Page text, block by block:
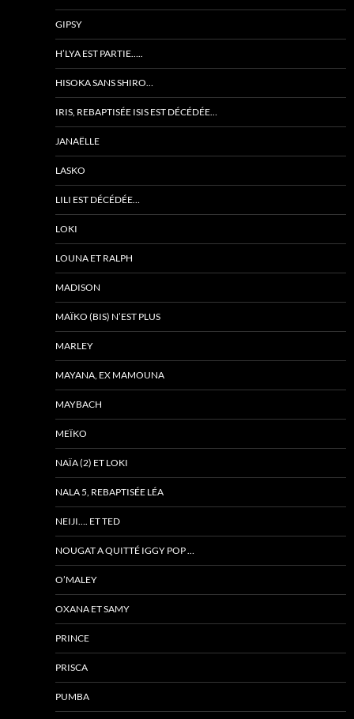
GIPSY
H’LYA EST PARTIE…..
HISOKA SANS SHIRO…
IRIS, REBAPTISÉE ISIS EST DÉCÉDÉE…
JANAËLLE
LASKO
LILI EST DÉCÉDÉE…
LOKI
LOUNA ET RALPH
MADISON
MAÏKO (BIS) N’EST PLUS
MARLEY
MAYANA, EX MAMOUNA
MAYBACH
MEÏKO
NAÏA (2) ET LOKI
NALA 5, REBAPTISÉE LÉA
NEIJI…. ET TED
NOUGAT A QUITTÉ IGGY POP …
O’MALEY
OXANA ET SAMY
PRINCE
PRISCA
PUMBA